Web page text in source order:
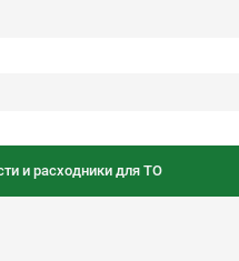
и расходники для ТО